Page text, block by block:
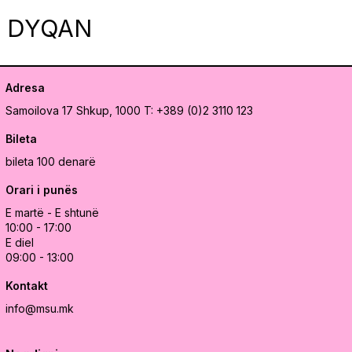
DYQAN
Adresa
Samoilova 17 Shkup, 1000 T: +389 (0)2 3110 123
Bileta
bileta 100 denarë
Orari i punës
E martë - E shtunë
10:00 - 17:00
E diel
09:00 - 13:00
Kontakt
info@msu.mk